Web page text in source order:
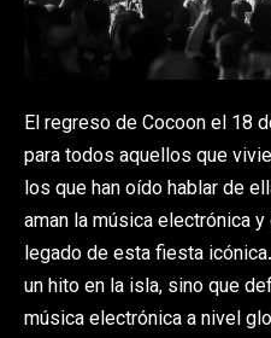
El regreso de Cocoon el 18
para todos aquellos que
los que han oído hablar de
aman la música electrónica
legado de esta fiesta
un hito en la isla, sino que
música electrónica a nivel